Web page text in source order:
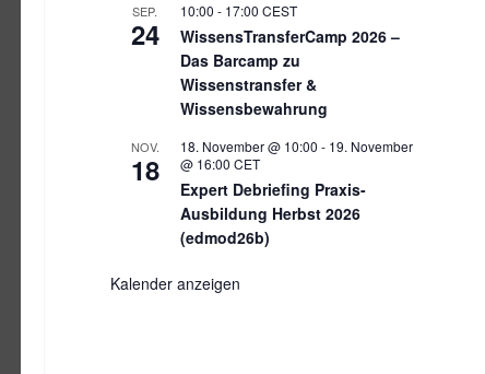
SEP.
24
10:00 - 17:00 CEST
WissensTransferCamp 2026 –
Das Barcamp zu
Wissenstransfer &
Wissensbewahrung
NOV.
18
18. November @ 10:00 - 19. November
@ 16:00 CET
Expert Debriefing Praxis-
Ausbildung Herbst 2026
(edmod26b)
Kalender anzeigen